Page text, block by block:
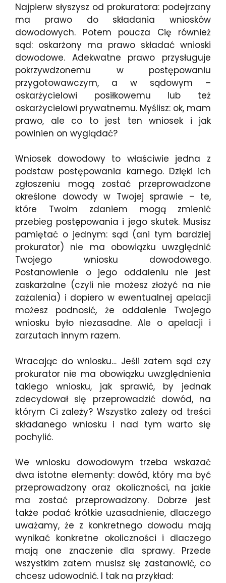
Najpierw słyszysz od prokuratora: podejrzany
ma prawo do składania wniosków
dowodowych. Potem poucza Cię również
sąd: oskarżony ma prawo składać wnioski
dowodowe. Adekwatne prawo przysługuje
pokrzywdzonemu w postępowaniu
przygotowawczym, a w sądowym –
oskarżycielowi posiłkowemu lub też
oskarżycielowi prywatnemu. Myślisz: ok, mam
prawo, ale co to jest ten wniosek i jak
powinien on wyglądać?
Wniosek dowodowy to właściwie jedna z
podstaw postępowania karnego. Dzięki ich
zgłoszeniu mogą zostać przeprowadzone
określone dowody w Twojej sprawie – te,
które Twoim zdaniem mogą zmienić
przebieg postępowania i jego skutek. Musisz
pamiętać o jednym: sąd (ani tym bardziej
prokurator) nie ma obowiązku uwzględnić
Twojego wniosku dowodowego.
Postanowienie o jego oddaleniu nie jest
zaskarżalne (czyli nie możesz złożyć na nie
zażalenia) i dopiero w ewentualnej apelacji
możesz podnosić, że oddalenie Twojego
wniosku było niezasadne. Ale o apelacji i
zarzutach innym razem.
Wracając do wniosku… Jeśli zatem sąd czy
prokurator nie ma obowiązku uwzględnienia
takiego wniosku, jak sprawić, by jednak
zdecydował się przeprowadzić dowód, na
którym Ci zależy? Wszystko zależy od treści
składanego wniosku i nad tym warto się
pochylić.
We wniosku dowodowym trzeba wskazać
dwa istotne elementy: dowód, który ma być
przeprowadzony oraz okoliczności, na jakie
ma zostać przeprowadzony. Dobrze jest
także podać krótkie uzasadnienie, dlaczego
uważamy, że z konkretnego dowodu mają
wynikać konkretne okoliczności i dlaczego
mają one znaczenie dla sprawy. Przede
wszystkim zatem musisz się zastanowić, co
chcesz udowodnić. I tak na przykład: